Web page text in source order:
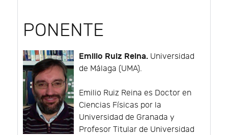
PONENTE
Emilio Ruiz Reina. Universidad
de Málaga (UMA).
Emilio Ruiz Reina es Doctor en
Ciencias Físicas por la
Universidad de Granada y
Profesor Titular de Universidad